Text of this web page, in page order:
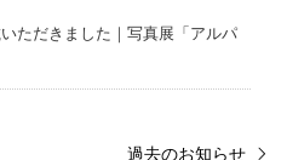
ただきました｜写真展「アルパ
過去のお知らせ